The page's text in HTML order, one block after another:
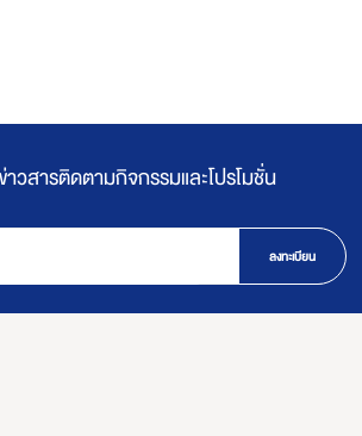
าวสารติดตามกิจกรรมและโปรโมชั่น
ลงทะเบียน